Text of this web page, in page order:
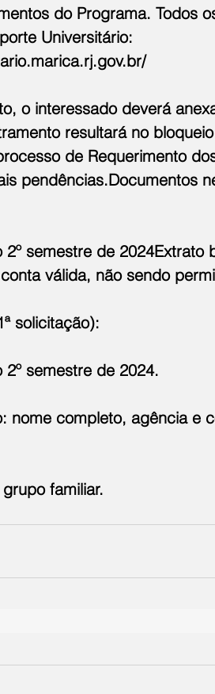
do Programa. Todos
Universitário:
o interessado deverá
resultará no
de Requerimento
necessários
semestre de 2024Extrato
válida, não sendo
solicitação):
semestre de 2024.
nome completo, agência e
familiar.